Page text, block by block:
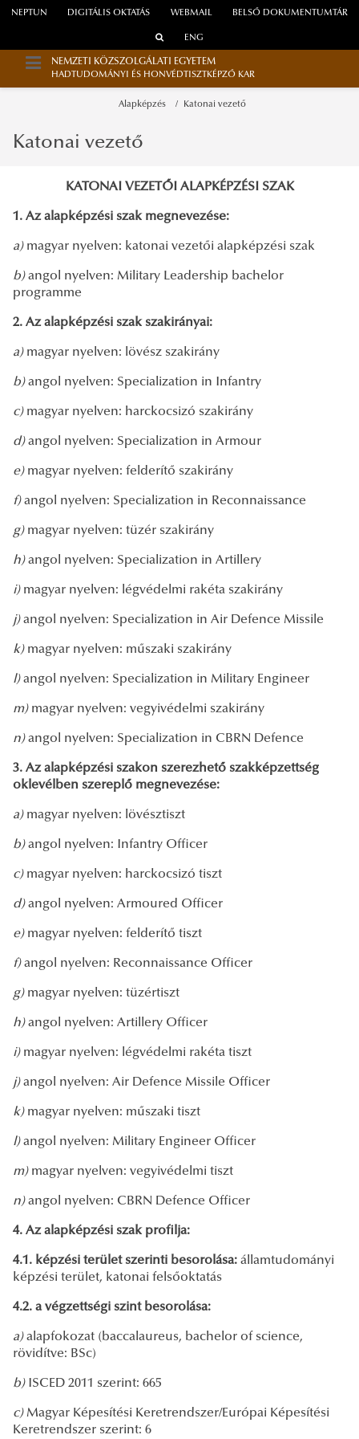
WEBMAIL
NEPTUN DIGITÁLIS OKTATÁS BELSŐ DOKUMENTUMTÁR
ENG
NEMZETI KÖZSZOLGÁLATI EGYETEM
HADTUDOMÁNYI ÉS HONVÉDTISZTKÉPZŐ KAR
Alapképzés Katonai vezető
Katonai vezető
KATONAI VEZETŐI ALAPKÉPZÉSI SZAK
1. Az alapképzési szak megnevezése:
a) magyar nyelven: katonai vezetői alapképzési szak
b)angol nyelven: Military Leadership bachelor
programme
2. Az alapképzési szak szakirányai:
a) magyar nyelven: lövész szakirány
b)angol nyelven: Specialization in Infantry
c) magyar nyelven: harckocsizó szakirány
d)angol nyelven: Specialization in Armour
e) magyar nyelven: felderítő szakirány
f)angol nyelven: Specialization in Reconnaissance
g) magyar nyelven: tüzér szakirány
h)angol nyelven: Specialization in Artillery
i) magyar nyelven: légvédelmi rakéta szakirány
j)angol nyelven: Specialization in Air Defence Missile
k) magyar nyelven: műszaki szakirány
l)angol nyelven: Specialization in Military Engineer
m) magyar nyelven: vegyivédelmi szakirány
n)angol nyelven: Specialization in CBRN Defence
3. Az alapképzési szakon szerezhető szakképzettség
oklevélben szereplő megnevezése:
a) magyar nyelven: lövésztiszt
b)angol nyelven: Infantry Officer
c) magyar nyelven: harckocsizó tiszt
d)angol nyelven: Armoured Officer
e) magyar nyelven: felderítő tiszt
f)angol nyelven: Reconnaissance Officer
g) magyar nyelven: tüzértiszt
h)angol nyelven: Artillery Officer
i) magyar nyelven: légvédelmi rakéta tiszt
j)angol nyelven: Air Defence Missile Officer
k) magyar nyelven: műszaki tiszt
l)angol nyelven: Military Engineer Officer
m) magyar nyelven: vegyivédelmi tiszt
n)angol nyelven: CBRN Defence Officer
4. Az alapképzési szak profilja:
4.1. képzési terület szerinti besorolása: államtudományi
képzési terület, katonai felsőoktatás
4.2. a végzettségi szint besorolása:
a)alapfokozat (baccalaureus, bachelor of science,
rövidítve: BSc)
b) ISCED 2011 szerint: 665
c)Magyar Képesítési Keretrendszer/Európai Képesítési
Keretrendszer szerint: 6